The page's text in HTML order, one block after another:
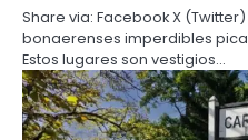
Share via: Facebook X
bonaerenses imperdibles
Estos lugares son vestigios…